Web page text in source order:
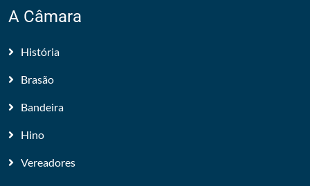
A Câmara
História
Brasão
Bandeira
Hino
Vereadores